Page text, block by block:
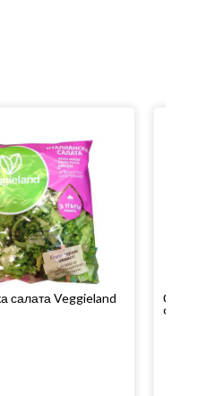
салата Veggieland
Фреш